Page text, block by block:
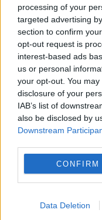
processing of your
targeted advertising
section to confirm
opt-out request is
interest-based ads
us or personal
your opt-out. You
disclosure of your
IAB’s list of
also be disclosed by
Downstream
CONFIRM
Data Deletion
Atac masiv în
Apărarea